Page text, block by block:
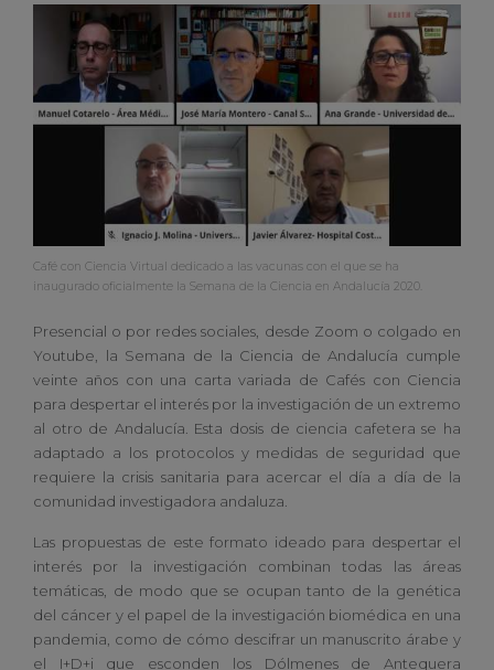
Café con Ciencia Virtual dedicado a las vacunas con el que se ha
inaugurado oficialmente la Semana de la Ciencia en Andalucía 2020.
Presencial o por redes sociales, desde Zoom o colgado en
Youtube, la Semana de la Ciencia de Andalucía cumple
veinte años con una carta variada de Cafés con Ciencia
para despertar el interés por la investigación de un extremo
al otro de Andalucía. Esta dosis de ciencia cafetera se ha
adaptado a los protocolos y medidas de seguridad que
requiere la crisis sanitaria para acercar el día a día de la
comunidad investigadora andaluza.
Las propuestas de este formato ideado para despertar el
interés por la investigación combinan todas las áreas
temáticas, de modo que se ocupan tanto de la genética
del cáncer y el papel de la investigación biomédica en una
pandemia, como de cómo descifrar un manuscrito árabe y
el I+D+i que esconden los Dólmenes de Antequera